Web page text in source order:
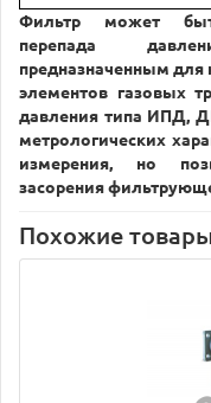
Фильтр может
перепада
предназначенным для
элементов газовых
давления типа ИПД,
метрологических
измерения, но
засорения
Похожие